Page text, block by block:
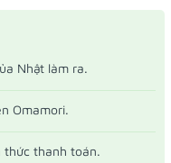
Nhật làm ra.
Omamori.
thức thanh toán.